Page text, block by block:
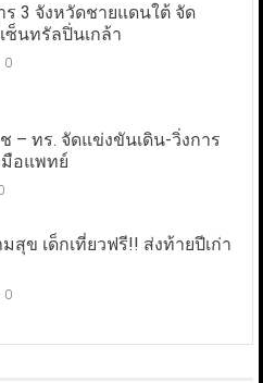
3 จังหวัดชายแดนใต้ จัด
ซ็นทรัลปิ่นเกล้า
0
– ทร. จัดแข่งขันเดิน-วิ่งการ
มือแพทย์
สุข เด็กเที่ยวฟรี!! ส่งท้ายปีเก่า
0